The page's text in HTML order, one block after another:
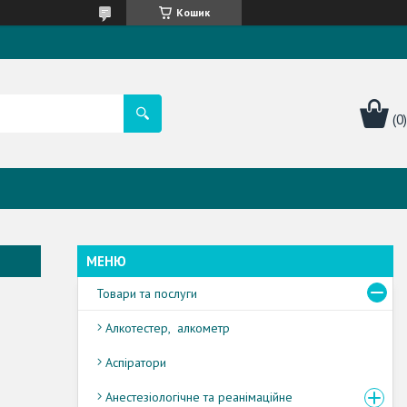
Кошик
Товари та послуги
Алкотестер, алкометр
Аспіратори
Анестезіологічне та реанімаційне